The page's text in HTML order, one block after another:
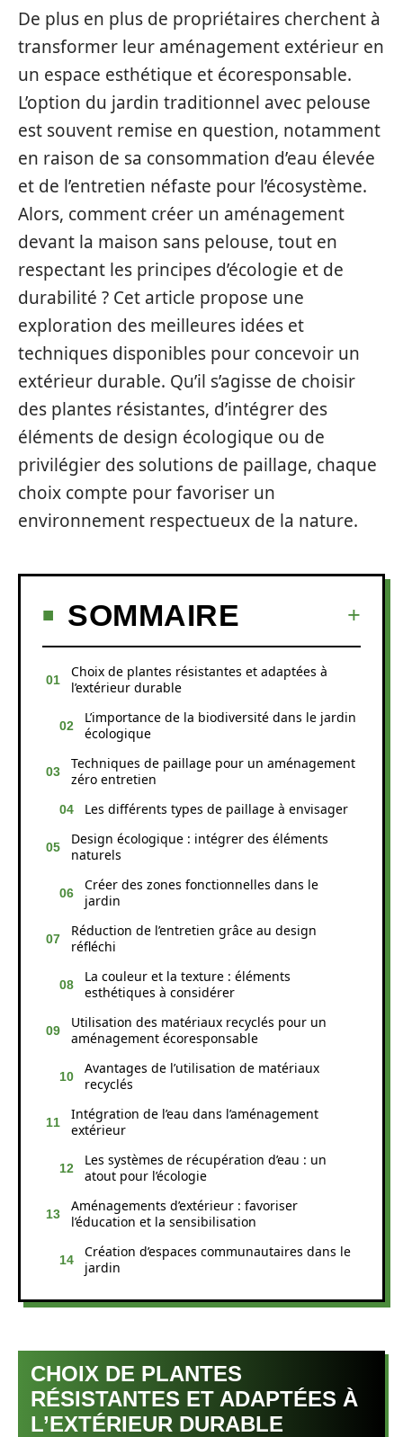
De plus en plus de propriétaires cherchent à
transformer leur aménagement extérieur en
un espace esthétique et écoresponsable.
L’option du jardin traditionnel avec pelouse
est souvent remise en question, notamment
en raison de sa consommation d’eau élevée
et de l’entretien néfaste pour l’écosystème.
Alors, comment créer un aménagement
devant la maison sans pelouse, tout en
respectant les principes d’écologie et de
durabilité ? Cet article propose une
exploration des meilleures idées et
techniques disponibles pour concevoir un
extérieur durable. Qu’il s’agisse de choisir
des plantes résistantes, d’intégrer des
éléments de design écologique ou de
privilégier des solutions de paillage, chaque
choix compte pour favoriser un
environnement respectueux de la nature.
SOMMAIRE
Choix de plantes résistantes et adaptées à
l’extérieur durable
L’importance de la biodiversité dans le jardin
écologique
Techniques de paillage pour un aménagement
zéro entretien
Les différents types de paillage à envisager
Design écologique : intégrer des éléments
naturels
Créer des zones fonctionnelles dans le
jardin
Réduction de l’entretien grâce au design
réfléchi
La couleur et la texture : éléments
esthétiques à considérer
Utilisation des matériaux recyclés pour un
aménagement écoresponsable
Avantages de l’utilisation de matériaux
recyclés
Intégration de l’eau dans l’aménagement
extérieur
Les systèmes de récupération d’eau : un
atout pour l’écologie
Aménagements d’extérieur : favoriser
l’éducation et la sensibilisation
Création d’espaces communautaires dans le
jardin
CHOIX DE PLANTES
RÉSISTANTES ET ADAPTÉES À
L’EXTÉRIEUR DURABLE